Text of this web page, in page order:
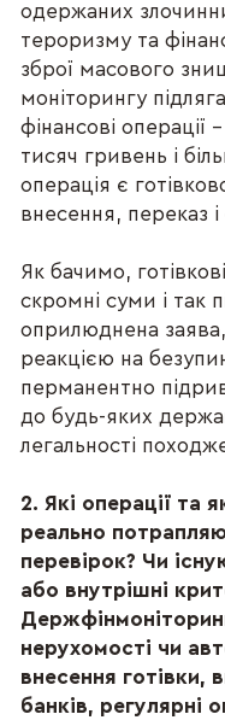
одержаних
тероризму та
зброї масового
моніторингу
фінансові операції
тисяч гривень і
операція є
внесення, переказ
Як бачимо,
скромні суми і так
оприлюднена
реакцією на
перманентно
до будь-яких
легальності
2. Які операції та
реально
перевірок? Чи
або внутрішні
нерухомості чи
внесення готівки,
банків, регулярні